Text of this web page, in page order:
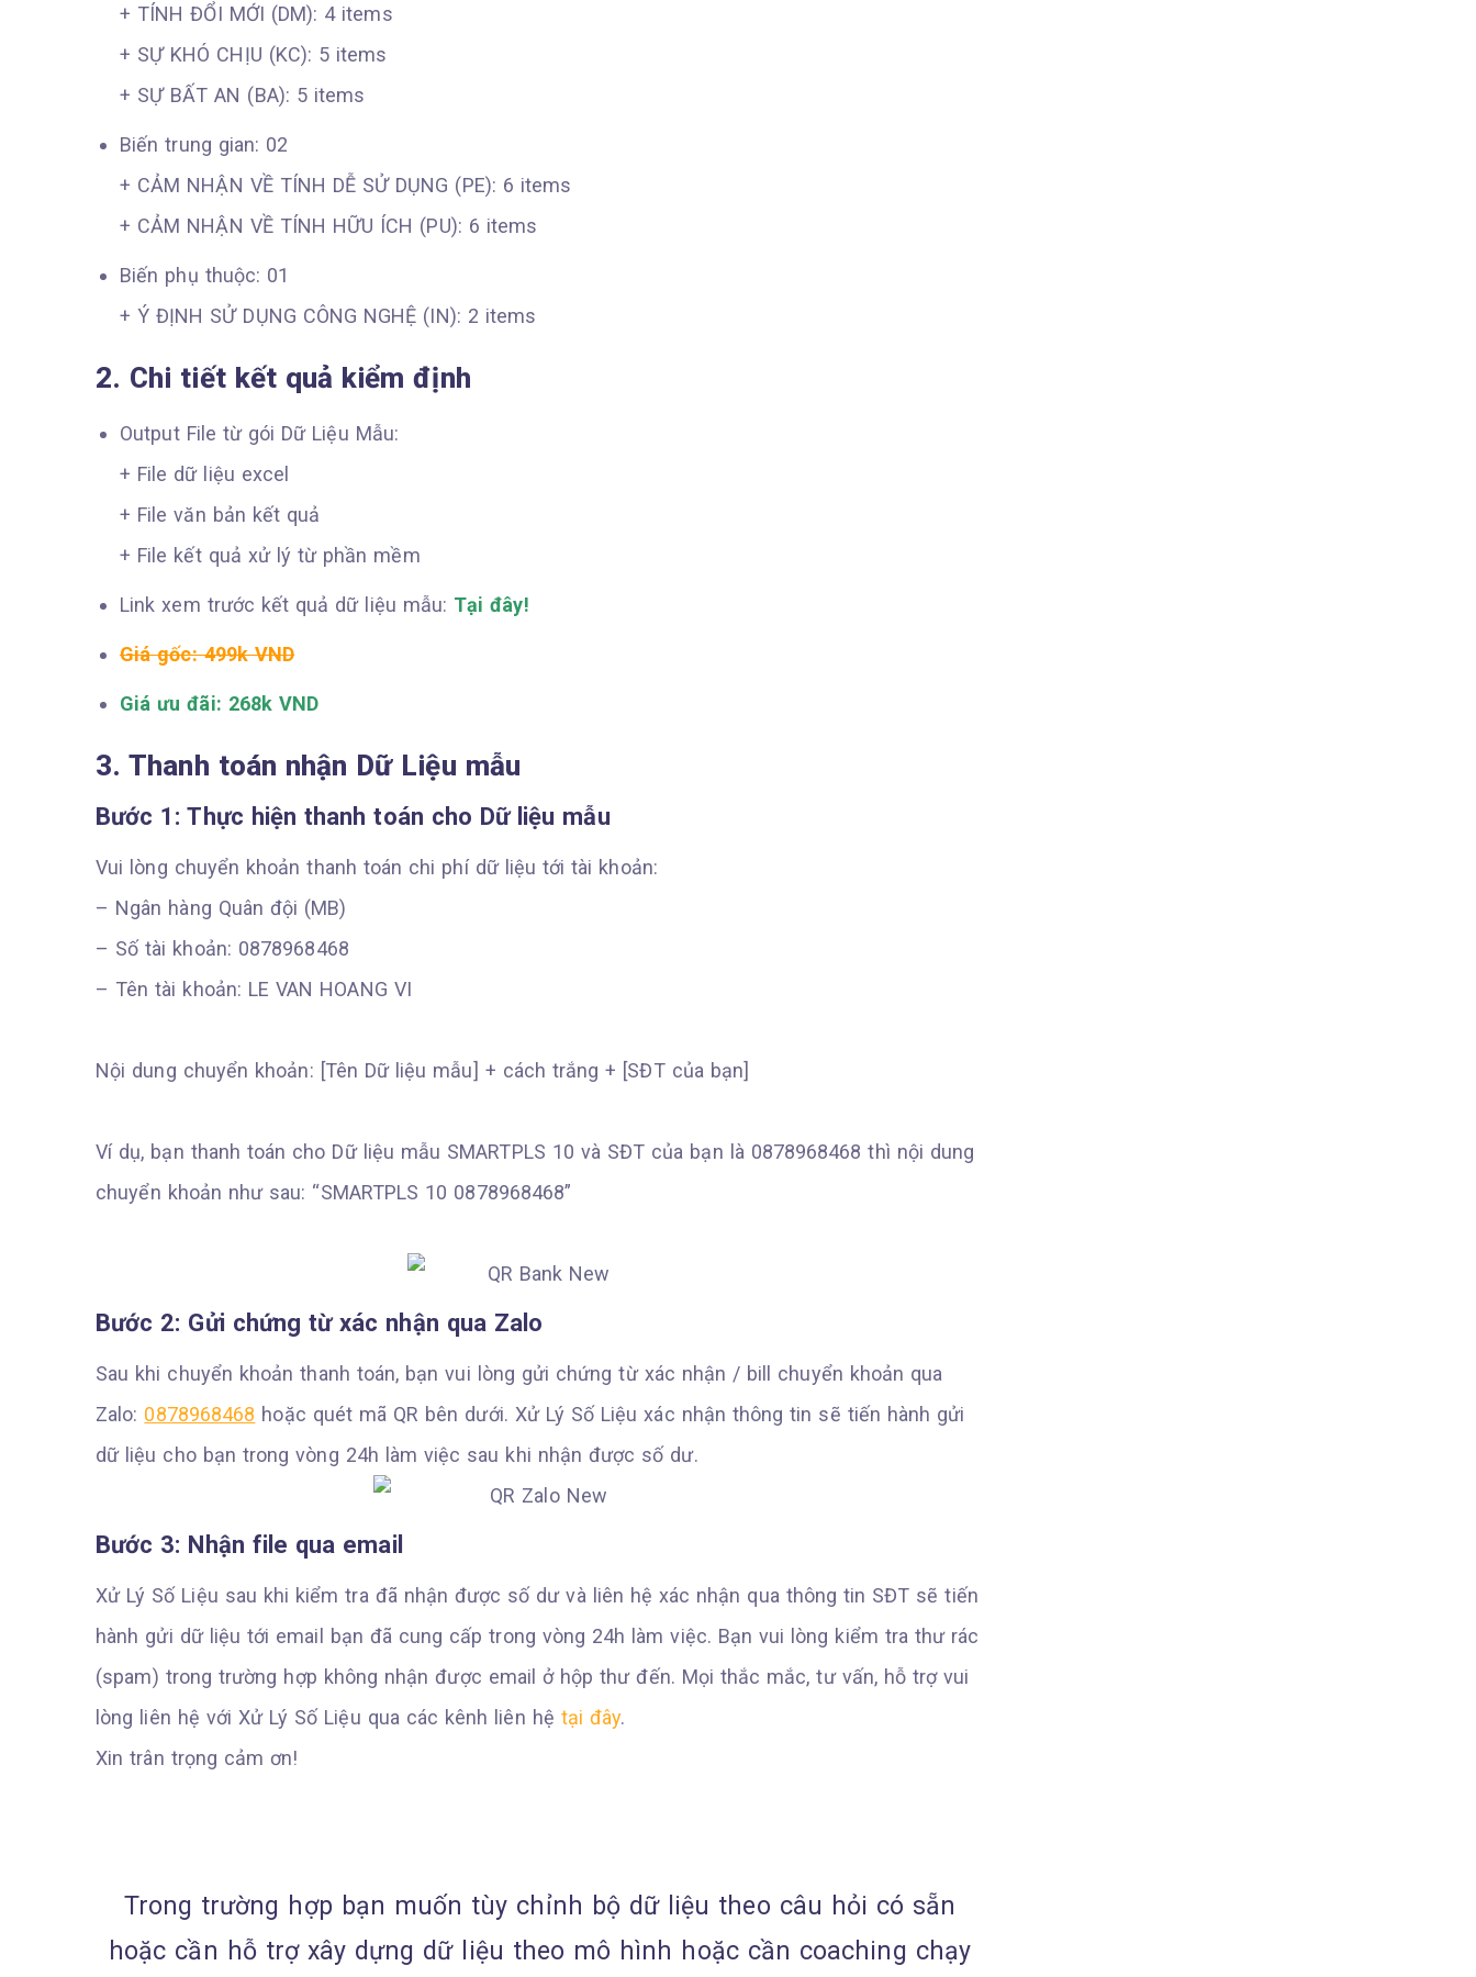
+ TÍNH ĐỔI MỚI (DM): 4 items
+ SỰ KHÓ CHỊU (KC): 5 items
+ SỰ BẤT AN (BA): 5 items
Biến trung gian: 02
+ CẢM NHẬN VỀ TÍNH DỄ SỬ DỤNG (PE): 6 items
+ CẢM NHẬN VỀ TÍNH HỮU ÍCH (PU): 6 items
Biến phụ thuộc: 01
+ Ý ĐỊNH SỬ DỤNG CÔNG NGHỆ (IN): 2 items
2. Chi tiết kết quả kiểm định
Output File từ gói Dữ Liệu Mẫu:
+ File dữ liệu excel
+ File văn bản kết quả
+ File kết quả xử lý từ phần mềm
Link xem trước kết quả dữ liệu mẫu: Tại đây!
Giá gốc: 499k VND
Giá ưu đãi: 268k VND
3. Thanh toán nhận Dữ Liệu mẫu
Bước 1: Thực hiện thanh toán cho Dữ liệu mẫu
Vui lòng chuyển khoản thanh toán chi phí dữ liệu tới tài khoản:
– Ngân hàng Quân đội (MB)
– Số tài khoản: 0878968468
– Tên tài khoản: LE VAN HOANG VI
Nội dung chuyển khoản: [Tên Dữ liệu mẫu] + cách trắng + [SĐT của bạn]
Ví dụ, bạn thanh toán cho Dữ liệu mẫu SMARTPLS 10 và SĐT của bạn là 0878968468 thì nội dung
chuyển khoản như sau: “SMARTPLS 10 0878968468”
Bước 2: Gửi chứng từ xác nhận qua Zalo
Sau khi chuyển khoản thanh toán, bạn vui lòng gửi chứng từ xác nhận / bill chuyển khoản qua
Zalo: 0878968468 hoặc quét mã QR bên dưới. Xử Lý Số Liệu xác nhận thông tin sẽ tiến hành gửi
dữ liệu cho bạn trong vòng 24h làm việc sau khi nhận được số dư.
Bước 3: Nhận file qua email
Xử Lý Số Liệu sau khi kiểm tra đã nhận được số dư và liên hệ xác nhận qua thông tin SĐT sẽ tiến
hành gửi dữ liệu tới email bạn đã cung cấp trong vòng 24h làm việc. Bạn vui lòng kiểm tra thư rác
(spam) trong trường hợp không nhận được email ở hộp thư đến. Mọi thắc mắc, tư vấn, hỗ trợ vui
lòng liên hệ với Xử Lý Số Liệu qua các kênh liên hệ tại đây.
Xin trân trọng cảm ơn!
Trong trường hợp bạn muốn tùy chỉnh bộ dữ liệu theo câu hỏi có sẵn
hoặc cần hỗ trợ xây dựng dữ liệu theo mô hình hoặc cần coaching chạy